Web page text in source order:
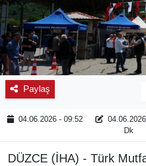
Paylaş
04.06.2026 - 09:52
Dk
DÜZCE (İHA) - Türk
BİLİM - TEKNOLOJİ
KADIN
KÜLTÜR SANAT
MAGAZİN